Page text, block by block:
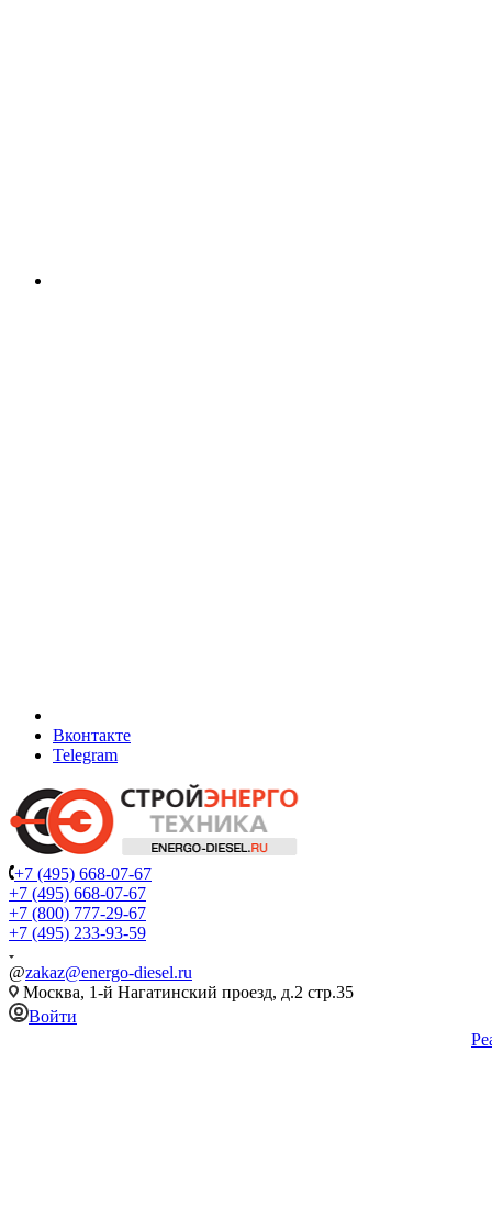
Вконтакте
Telegram
+7 (495) 668-07-67
+7 (495) 668-07-67
+7 (800) 777-29-67
+7 (495) 233-93-59
@zakaz@energo-diesel.ru
Москва, 1-й Нагатинский проезд, д.2 стр.35
Войти